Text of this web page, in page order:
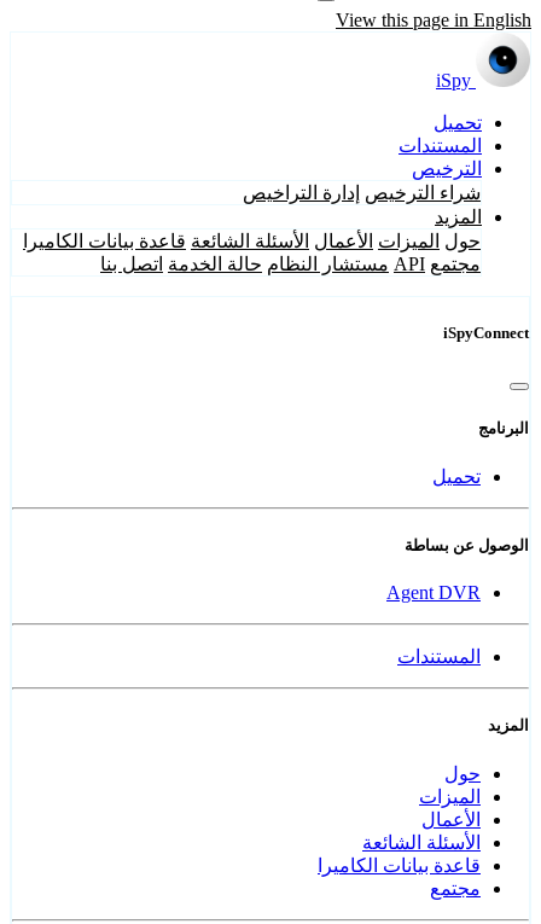
View this page in English
iSpy
تحميل
المستندات
الترخيص
شراء الترخيص إدارة التراخيص
المزيد
حول الميزات الأعمال الأسئلة الشائعة قاعدة بيانات الكاميرا
مجتمع API مستشار النظام حالة الخدمة اتصل بنا
iSpyConnect
البرنامج
تحميل
الوصول عن بساطة
Agent DVR
المستندات
المزيد
حول
الميزات
الأعمال
الأسئلة الشائعة
قاعدة بيانات الكاميرا
مجتمع